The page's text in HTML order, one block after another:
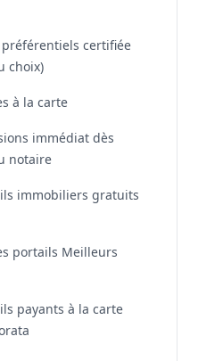
certifiée
choix)
à la carte
immédiat dès
notaire
immobiliers gratuits
portails Meilleurs
payants à la carte